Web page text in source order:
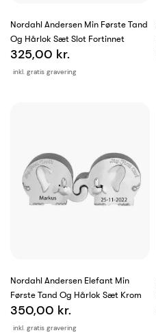
Nordahl Andersen Min Første Tand
Og Hårlok Sæt Slot Fortinnet
inkl. gratis gravering
325,00 kr.
Nordahl Andersen Elefant Min
Første Tand Og Hårlok Sæt Krom
inkl. gratis gravering
350,00 kr.